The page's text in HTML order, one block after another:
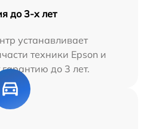
до 3-х лет
устанавливает
техники Epson и
до 3 лет.